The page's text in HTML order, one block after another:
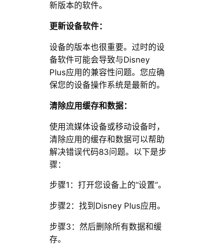
新版本的软件。
更新设备软件：
设备的版本也很重要。过时的设
备软件可能会导致与Disney
Plus应用的兼容性问题。您应确
保您的设备操作系统是最新的。
清除应用缓存和数据：
使用流媒体设备或移动设备时，
清除应用的缓存和数据可以帮助
解决错误代码83问题。以下是步
骤：
步骤1：打开您设备上的“设置”。
步骤2：找到Disney Plus应用。
步骤3：然后删除所有数据和缓
存。